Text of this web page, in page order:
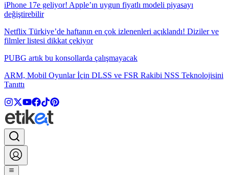
iPhone 17e geliyor! Apple’ın uygun fiyatlı modeli piyasayı
değiştirebilir
Netflix Türkiye’de haftanın en çok izlenenleri açıklandı! Diziler ve
filmler listesi dikkat çekiyor
PUBG artık bu konsollarda çalışmayacak
ARM, Mobil Oyunlar İçin DLSS ve FSR Rakibi NSS Teknolojisini
Tanıttı